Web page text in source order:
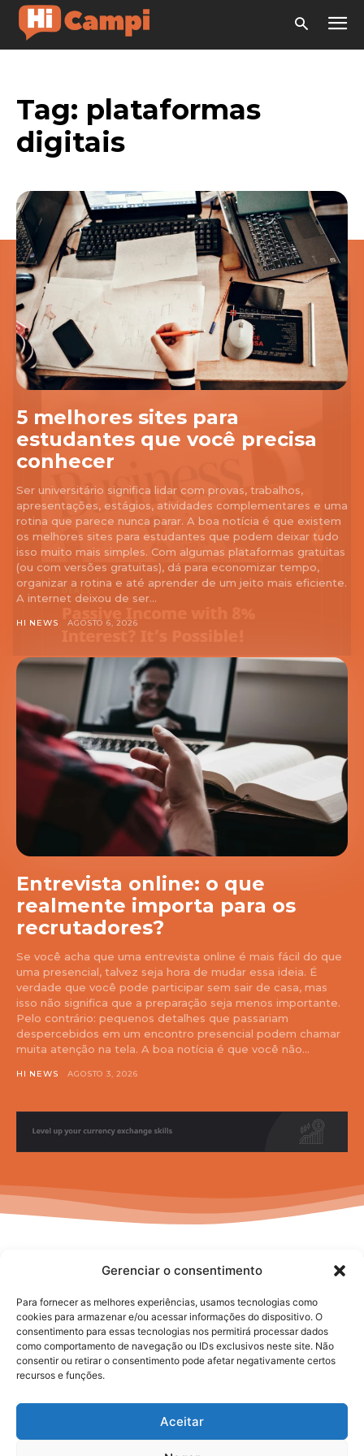
Gerenciar o consentimento
Para fornecer as melhores experiências, usamos tecnologias como
cookies para armazenar e/ou acessar informações do dispositivo. O
consentimento para essas tecnologias nos permitirá processar dados
como comportamento de navegação ou IDs exclusivos neste site. Não
consentir ou retirar o consentimento pode afetar negativamente certos
recursos e funções.
Aceitar
Tag: plataformas
digitais
5 melhores sites para
estudantes que você precisa
conhecer
Ser universitário significa lidar com provas, trabalhos,
apresentações, estágios, atividades complementares e uma
rotina que parece nunca parar. A boa notícia é que existem
os melhores sites para estudantes que podem deixar tudo
isso muito mais simples. Com algumas plataformas gratuitas
(ou com versões gratuitas), dá para economizar tempo,
organizar a rotina e até aprender de um jeito mais eficiente.
A internet deixou de ser...
HI NEWS AGOSTO 6, 2026
Entrevista online: o que
realmente importa para os
recrutadores?
Se você acha que uma entrevista online é mais fácil do que
uma presencial, talvez seja hora de mudar essa ideia. É
verdade que você pode participar sem sair de casa, mas
isso não significa que a preparação seja menos importante.
Pelo contrário: pequenos detalhes que passariam
despercebidos em um encontro presencial podem chamar
muita atenção na tela. A boa notícia é que você não...
HI NEWS AGOSTO 3, 2026
No posts to display